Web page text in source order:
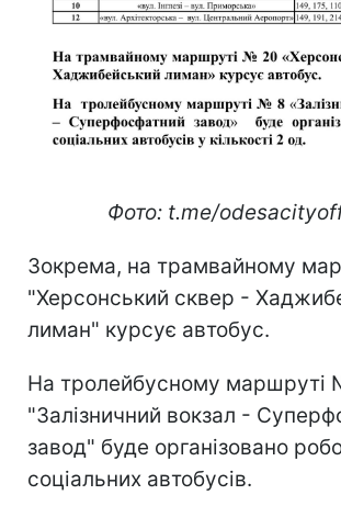
Фото: t.me/
Зокрема, на трамвайному
"Херсонський сквер -
лиман" курсує автобус.
На тролейбусному маршруті
"Залізничний вокзал -
завод" буде організовано
соціальних автобусів.